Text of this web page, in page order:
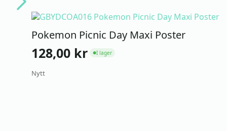
Pokemon Picnic Day Maxi Poster
128,00 kr ●I lager
Nytt